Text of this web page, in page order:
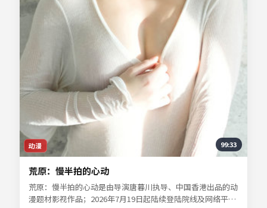
动漫 99:33
荒原：慢半拍的心动
荒原：慢半拍的心动是由导演唐暮川执导、中国香港出品的动
漫题材影视作品；2026年7月19日起陆续登陆院线及网络平